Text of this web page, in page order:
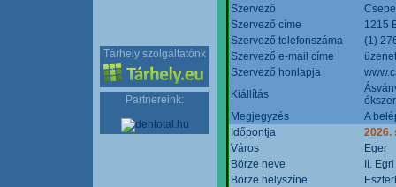
Tárhely szolgáltatónk
Partnereink:
Szervező
Szervező címe
1215
Szervező telefonszáma
(1)
Szervező e-mail címe
Szervező honlapja
Kiállítás
Megjegyzés
A
Időpontja
2026.
Város
Eger
Börze neve
II.
Börze helyszíne